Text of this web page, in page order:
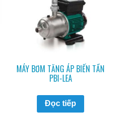
MÁY BƠM TĂNG ÁP BIẾN TẦN
PBI-LEA
Đọc tiếp